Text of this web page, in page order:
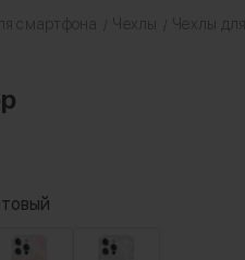
смартфона Чехлы Чехлы для